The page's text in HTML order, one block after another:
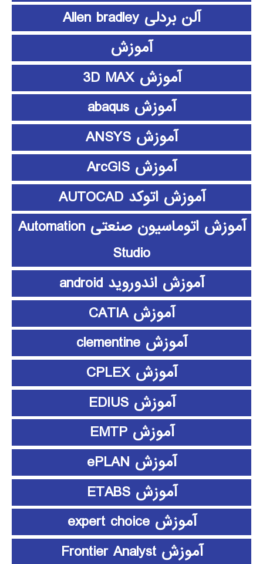
آلن بردلی Allen bradley
آموزش
آموزش 3D MAX
آموزش abaqus
آموزش ANSYS
آموزش ArcGIS
آموزش اتوکد AUTOCAD
آموزش اتوماسیون صنعتی Automation
Studio
آموزش اندوروید android
آموزش CATIA
آموزش clementine
آموزش CPLEX
آموزش EDIUS
آموزش EMTP
آموزش ePLAN
آموزش ETABS
آموزش expert choice
آموزش Frontier Analyst